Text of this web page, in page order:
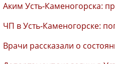
Аким Усть-Каменогорска:
ЧП в Усть-Каменогорске:
Врачи рассказали о